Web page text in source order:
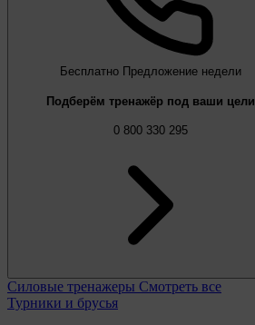
Бесплатно Предложение недели
Подберём тренажёр под ваши цели
0 800 330 295
Силовые тренажеры Смотреть все
Турники и брусья